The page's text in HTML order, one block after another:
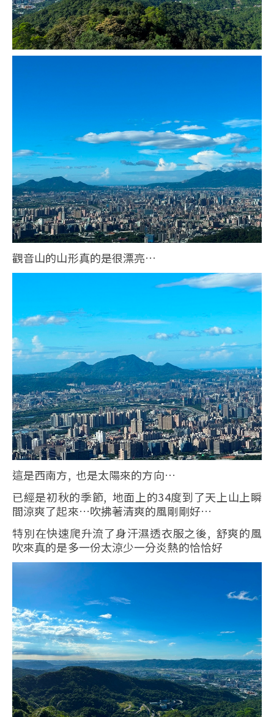
觀音山的山形真的是很漂亮…
這是西南方, 也是太陽來的方向…
已經是初秋的季節, 地面上的34度到了天上山上瞬
間涼爽了起來…吹拂著清爽的風剛剛好…
特別在快速爬升流了身汗濕透衣服之後, 舒爽的風
吹來真的是多一份太涼少一分炎熱的恰恰好